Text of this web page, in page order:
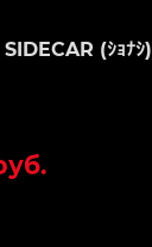
(ｼｮﾅｼ)